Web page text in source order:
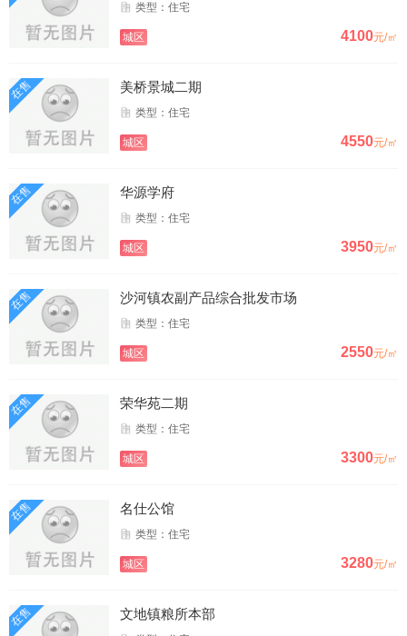
类型：住宅
城区 4100元/㎡
在售 美桥景城二期
类型：住宅
城区 4550元/㎡
在售 华源学府
类型：住宅
城区 3950元/㎡
在售 沙河镇农副产品综合批发市场
类型：住宅
城区 2550元/㎡
在售 荣华苑二期
类型：住宅
城区 3300元/㎡
在售 名仕公馆
类型：住宅
城区 3280元/㎡
在售 文地镇粮所本部